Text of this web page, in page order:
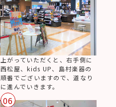
上がっていただくと、右手側に
西松屋、kids UP、島村楽器の
順番でございますので、道なり
に進んでいきます。
06